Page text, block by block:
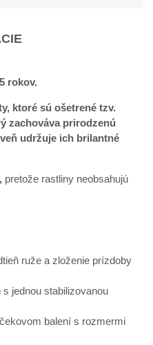
rokov.
ktoré sú ošetrené tzv.
zachováva prirodzenú
udržuje ich brilantné
pretože rastliny neobsahujú
ruže a zloženie prízdoby
jednou stabilizovanou
balení s rozmermi